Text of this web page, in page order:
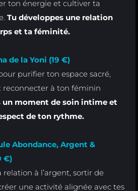
ton énergie et cultiver ta
Tu développes une relation
et ta féminité.
de la Yoni (19 €)
purifier ton espace sacré,
reconnecter à ton féminin
un moment de soin intime et
de ton rythme.
Abondance, Argent &
€)
à l’argent, sortir de
une activité alignée avec tes